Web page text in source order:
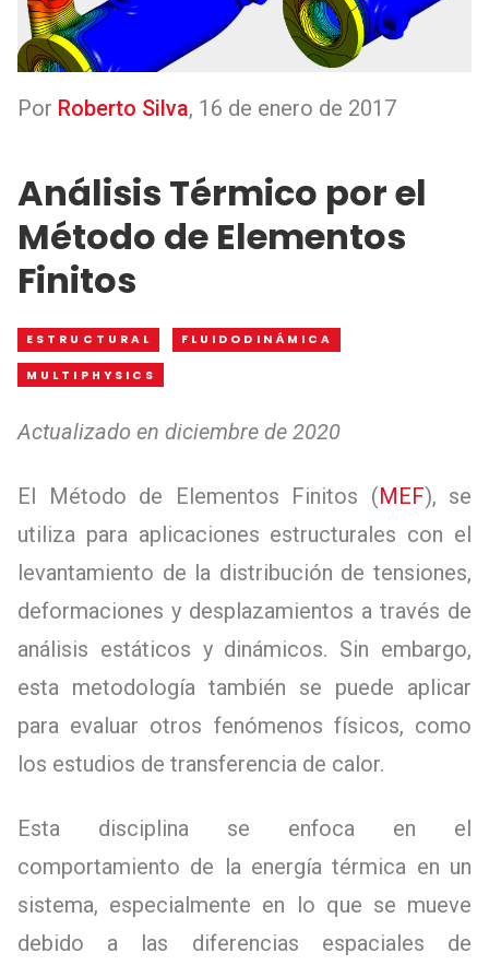
Por Roberto Silva, 16 de enero de 2017
Análisis Térmico por el
Método de Elementos
Finitos
ESTRUCTURAL FLUIDODINÁMICA
MULTIPHYSICS
Actualizado en diciembre de 2020
El Método de Elementos Finitos (MEF), se
utiliza para aplicaciones estructurales con el
levantamiento de la distribución de tensiones,
deformaciones y desplazamientos a través de
análisis estáticos y dinámicos. Sin embargo,
esta metodología también se puede aplicar
para evaluar otros fenómenos físicos, como
los estudios de transferencia de calor.
Esta disciplina se enfoca en el
comportamiento de la energía térmica en un
sistema, especialmente en lo que se mueve
debido a las diferencias espaciales de